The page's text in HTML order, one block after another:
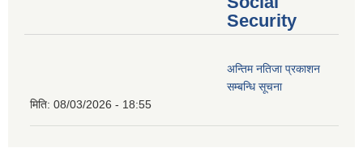
Security
अन्तिम नतिजा प्रकाशन
सम्बन्धि सूचना
मिति: 08/03/2026 - 18:55